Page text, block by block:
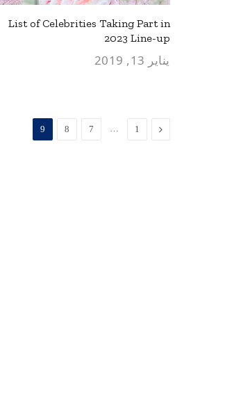
List of Celebrities Taking Part in
2023 Line-up
يناير 13, 2019
السابق
1
7
8
9